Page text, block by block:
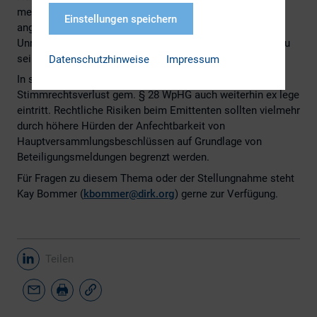
meldepflichtigen Aktionären unter gewissen Umständen
angefochten werden können, wenn diese meinen, zu
Unrecht von der Stimmabgabe ausgeschlossen worden zu
sein.
In seiner Stellungnahme plädiert der DIRK dafür, dass der
Stimmrechtsverlust gem. § 28 WpHG auch weiterhin ex lege
eintritt. Rechtliche Risiken beim Emittenten sollten vielmehr
durch höhere Hürden der Anfechtbarkeit von
Hauptversammlungsbeschlüssen auf Grundlage von
Beteiligungsmeldungen begrenzt werden.
Für Fragen zu diesem Thema oder der Stellungnahme steht
Kay Bommer (kbommer@dirk.org) gerne zur Verfügung.
Teilen
Einstellungen speichern
Datenschutzhinweise Impressum